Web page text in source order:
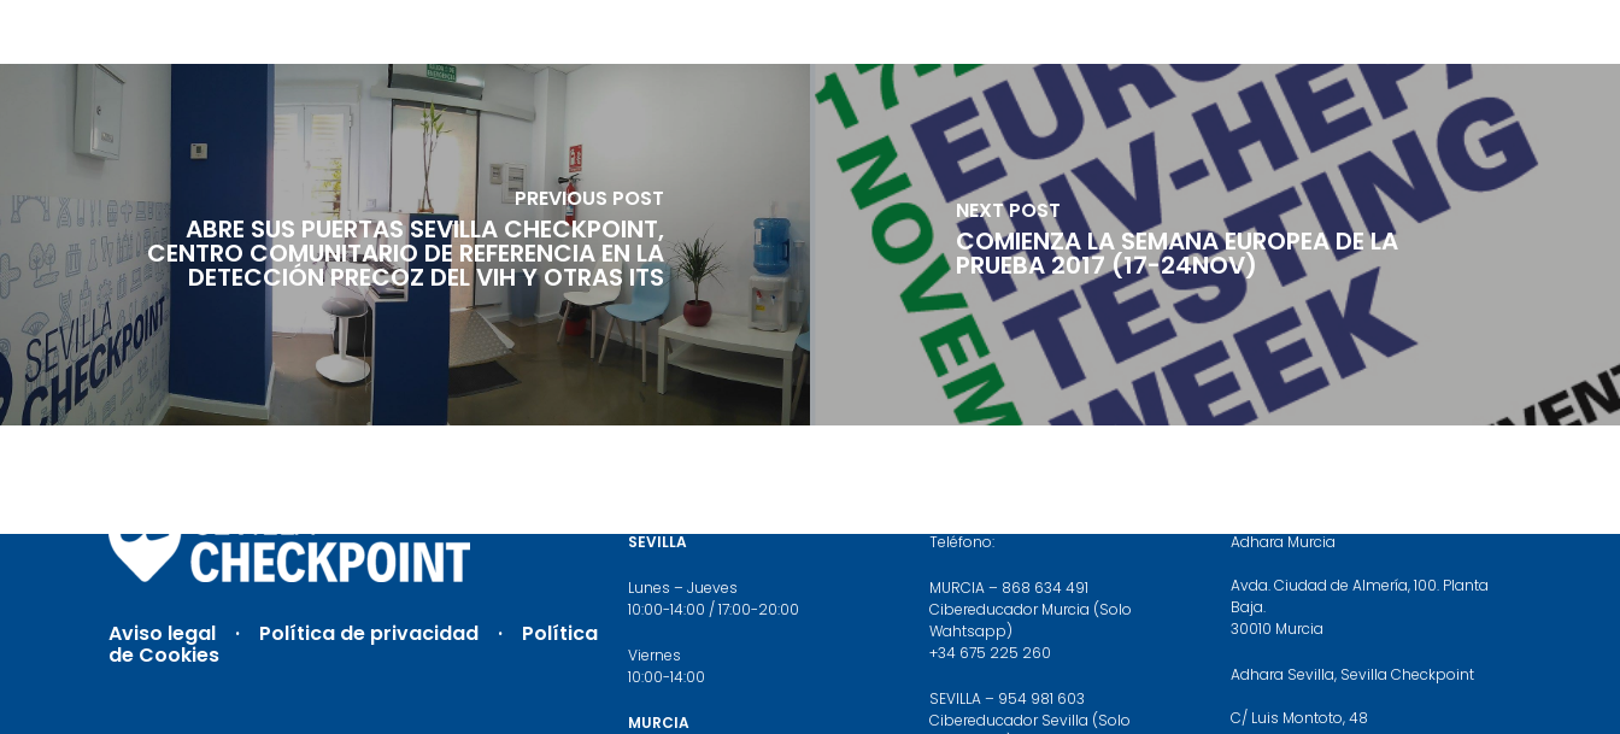
PREVIOUS POST
ABRE SUS PUERTAS SEVILLA CHECKPOINT,
CENTRO COMUNITARIO DE REFERENCIA EN LA
DETECCIÓN PRECOZ DEL VIH Y OTRAS ITS
NEXT POST
COMIENZA LA SEMANA EUROPEA DE LA
PRUEBA 2017 (17-24NOV)
Aviso legal · Política de privacidad · Política
de Cookies
SEVILLA
Lunes – Jueves
10:00-14:00 / 17:00-20:00
Viernes
10:00-14:00
MURCIA
Teléfono:
MURCIA – 868 634 491
Cibereducador Murcia (Solo
Wahtsapp)
+34 675 225 260
SEVILLA – 954 981 603
Cibereducador Sevilla (Solo
Adhara Murcia
Avda. Ciudad de Almería, 100. Planta
Baja.
30010 Murcia
Adhara Sevilla, Sevilla Checkpoint
C/ Luis Montoto, 48